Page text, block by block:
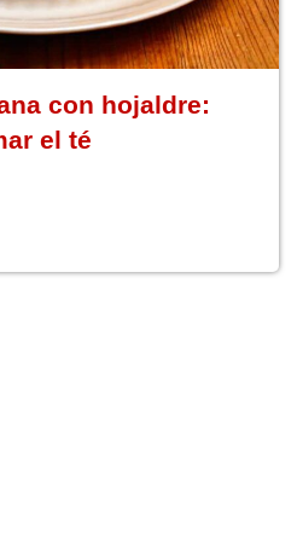
con hojaldre:
el té